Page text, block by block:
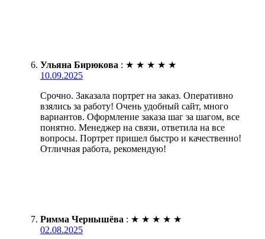
Ульяна Бирюкова : ★ ★ ★ ★ ★
10.09.2025
Срочно. Заказала портрет на заказ. Оперативно
взялись за работу! Очень удобный сайт, много
вариантов. Оформление заказа шаг за шагом, все
понятно. Менеджер на связи, ответила на все
вопросы. Портрет пришел быстро и качественно!
Отличная работа, рекомендую!
Римма Чернышёва : ★ ★ ★ ★ ★
02.08.2025